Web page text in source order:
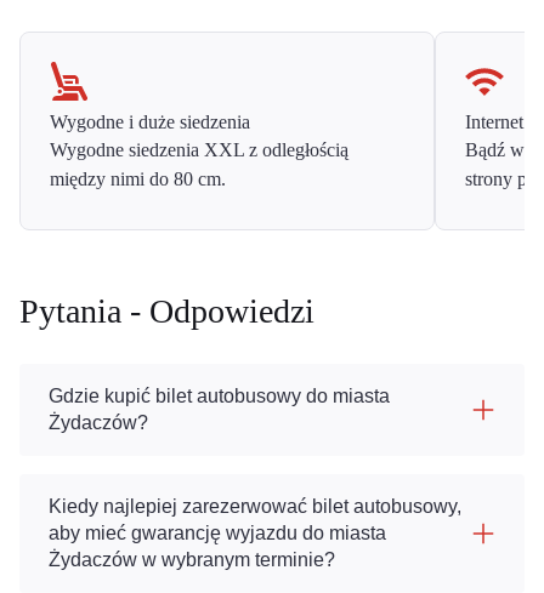
Wygodne i duże siedzenia
Wygodne siedzenia XXL z odległością
między nimi do 80 cm.
Internet
Bądź w
strony
Pytania - Odpowiedzi
Gdzie kupić bilet autobusowy do miasta
Żydaczów?
Kiedy najlepiej zarezerwować bilet autobusowy,
aby mieć gwarancję wyjazdu do miasta
Żydaczów w wybranym terminie?